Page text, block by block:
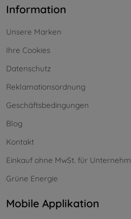
Information
Unsere Marken
Ihre Cookies
Datenschutz
Reklamationsordnung
Geschäftsbedingungen
Blog
Kontakt
Einkauf ohne MwSt. für
Grüne Energie
Mobile Applikation